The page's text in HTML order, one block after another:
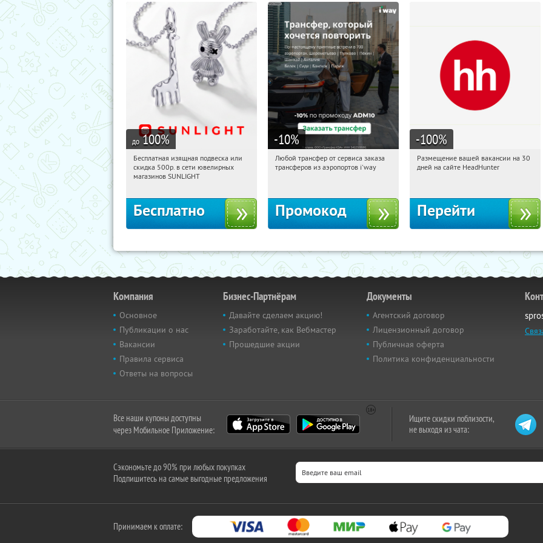
до 100%
21:12:59 Получили:
Россия
Бесплатная изящная подвеска или
скидка 500р. в сети ювелирных
магазинов SUNLIGHT
Бесплатно
-10%
21:12:59
Получи первым!
Любой трансфер от сервиса заказа
трансферов из аэропортов i'way
Промокод
-100%
21:12:59
Получи первым!
Размещение вашей вакансии на 30
дней на сайте HeadHunter
Перейти
Компания
Основное
Публикации о нас
Вакансии
Правила сервиса
Ответы на вопросы
Бизнес-Партнёрам
Давайте сделаем акцию!
Заработайте, как Вебмастер
Прошедшие акции
Документы
Агентский договор
Лицензионный договор
Публичная оферта
Политика конфиденциальности
Все наши купоны доступны
через Мобильное Приложение:
Ищите скидки поблизости,
не выходя из чата:
Сэкономьте до 90% при любых покупках
Подпишитесь на самые выгодные предложения
Принимаем к оплате: